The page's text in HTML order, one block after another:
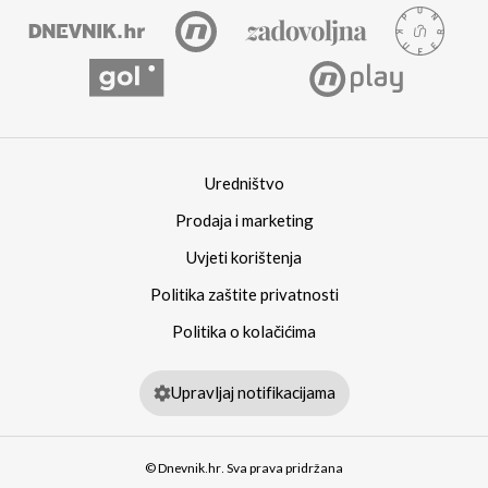
Uredništvo
Prodaja i marketing
Uvjeti korištenja
Politika zaštite privatnosti
Politika o kolačićima
Upravljaj notifikacijama
© Dnevnik.hr. Sva prava pridržana